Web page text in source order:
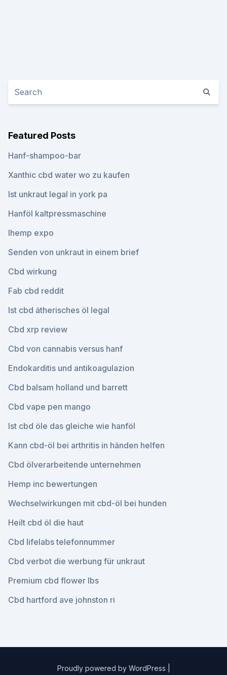
Featured Posts
Hanf-shampoo-bar
Xanthic cbd water wo zu kaufen
Ist unkraut legal in york pa
Hanföl kaltpressmaschine
Ihemp expo
Senden von unkraut in einem brief
Cbd wirkung
Fab cbd reddit
Ist cbd ätherisches öl legal
Cbd xrp review
Cbd von cannabis versus hanf
Endokarditis und antikoagulazion
Cbd balsam holland und barrett
Cbd vape pen mango
Ist cbd öle das gleiche wie hanföl
Kann cbd-öl bei arthritis in händen helfen
Cbd ölverarbeitende unternehmen
Hemp inc bewertungen
Wechselwirkungen mit cbd-öl bei hunden
Heilt cbd öl die haut
Cbd lifelabs telefonnummer
Cbd verbot die werbung für unkraut
Premium cbd flower lbs
Cbd hartford ave johnston ri
Proudly powered by WordPress